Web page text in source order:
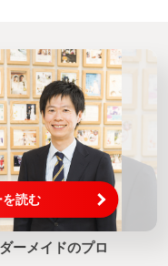
を読む
ーメイドのプロ